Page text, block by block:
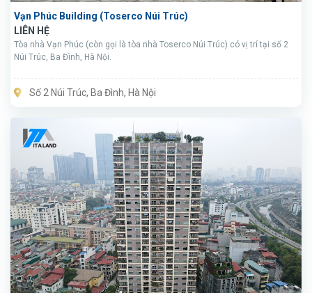
Vạn Phúc Building (Toserco Núi Trúc)
LIÊN HỆ
Tòa nhà Vạn Phúc (còn gọi là tòa nhà Toserco Núi Trúc) có vị trí tại số 2
Núi Trúc, Ba Đình, Hà Nội.
Số 2 Núi Trúc, Ba Đình, Hà Nội